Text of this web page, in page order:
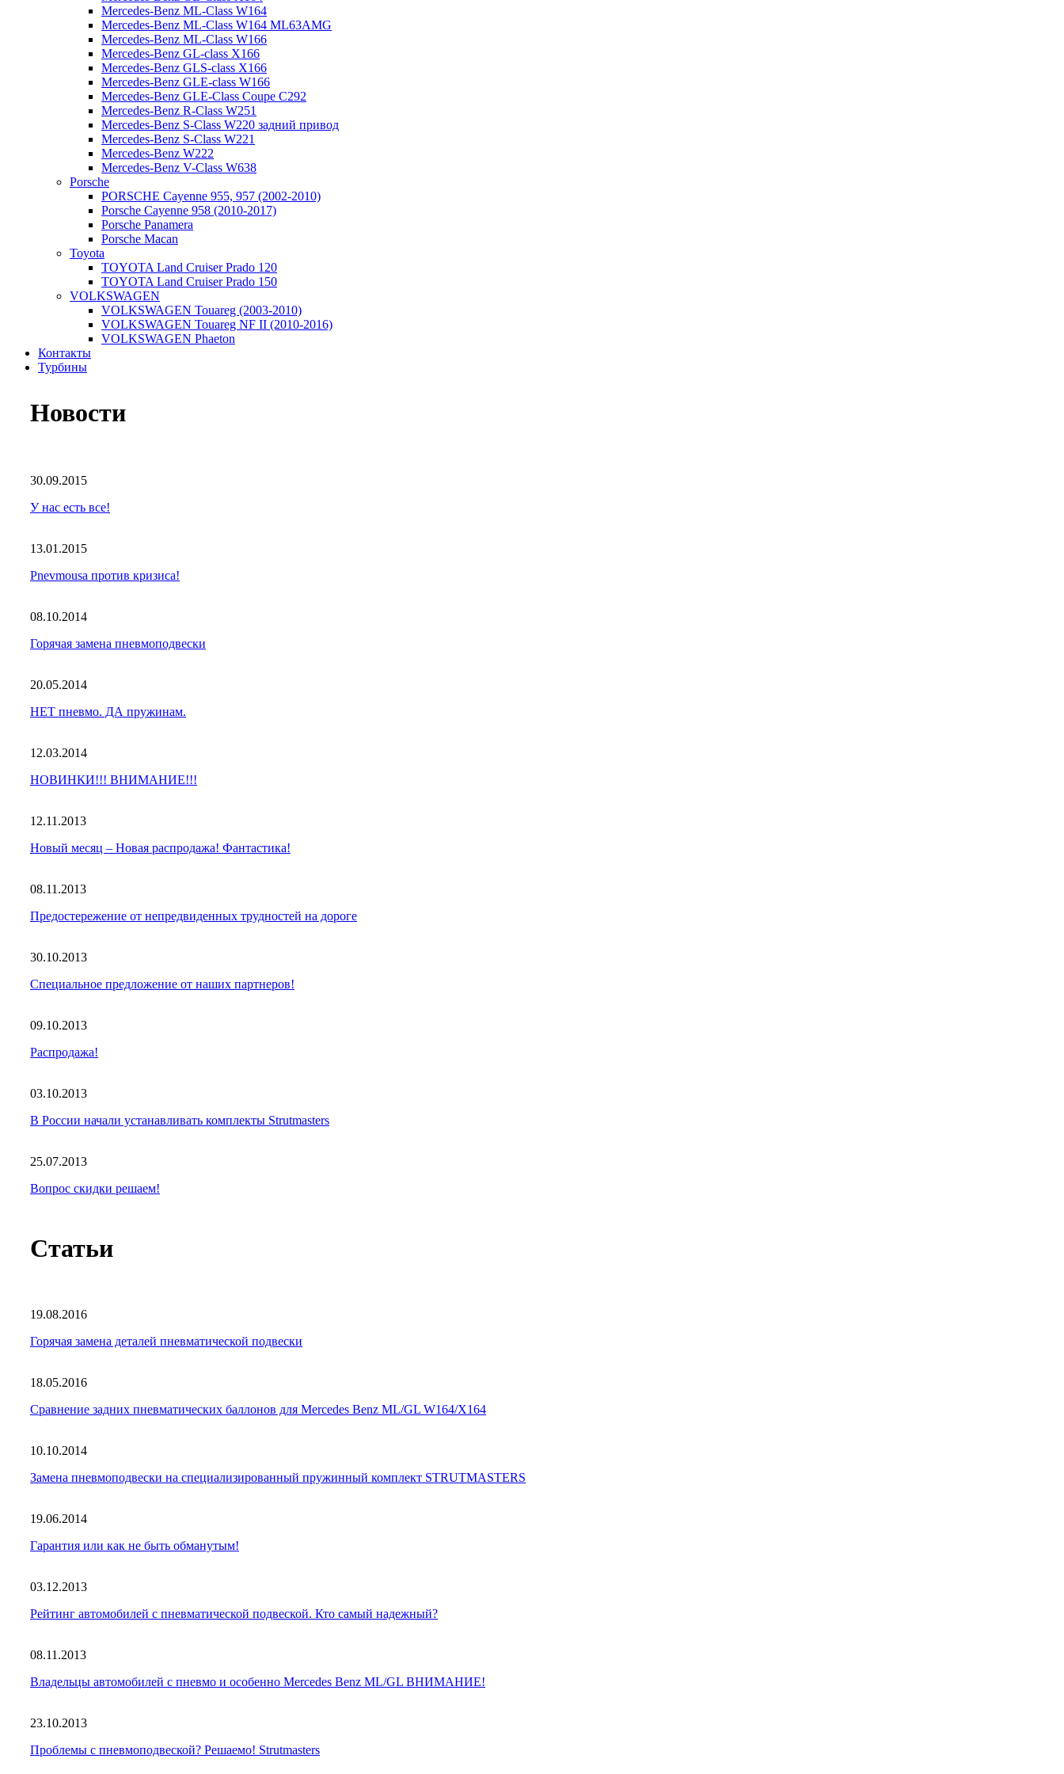
Mercedes-Benz ML-Class W164
Mercedes-Benz ML-Class W164 ML63AMG
Mercedes-Benz ML-Class W166
Mercedes-Benz GL-class X166
Mercedes-Benz GLS-class X166
Mercedes-Benz GLE-class W166
Mercedes-Benz GLE-Class Coupe С292
Mercedes-Benz R-Class W251
Mercedes-Benz S-Class W220 задний привод
Mercedes-Benz S-Class W221
Mercedes-Benz W222
Mercedes-Benz V-Class W638
Porsche
PORSCHE Cayenne 955, 957 (2002-2010)
Porsche Cayenne 958 (2010-2017)
Porsche Panamera
Porsche Macan
Toyota
TOYOTA Land Cruiser Prado 120
TOYOTA Land Cruiser Prado 150
VOLKSWAGEN
VOLKSWAGEN Touareg (2003-2010)
VOLKSWAGEN Touareg NF II (2010-2016)
VOLKSWAGEN Phaeton
Контакты
Турбины
Новости
30.09.2015
У нас есть все!
13.01.2015
Pnevmousa против кризиса!
08.10.2014
Горячая замена пневмоподвески
20.05.2014
НЕТ пневмо. ДА пружинам.
12.03.2014
НОВИНКИ!!! ВНИМАНИЕ!!!
12.11.2013
Новый месяц – Новая распродажа! Фантастика!
08.11.2013
Предостережение от непредвиденных трудностей на дороге
30.10.2013
Специальное предложение от наших партнеров!
09.10.2013
Распродажа!
03.10.2013
В России начали устанавливать комплекты Strutmasters
25.07.2013
Вопрос скидки решаем!
Статьи
19.08.2016
Горячая замена деталей пневматической подвески
18.05.2016
Сравнение задних пневматических баллонов для Mercedes Benz ML/GL W164/X164
10.10.2014
Замена пневмоподвески на специализированный пружинный комплект STRUTMASTERS
19.06.2014
Гарантия или как не быть обманутым!
03.12.2013
Рейтинг автомобилей с пневматической подвеской. Кто самый надежный?
08.11.2013
Владельцы автомобилей с пневмо и особенно Mercedes Benz ML/GL ВНИМАНИЕ!
23.10.2013
Проблемы с пневмоподвеской? Решаемо! Strutmasters